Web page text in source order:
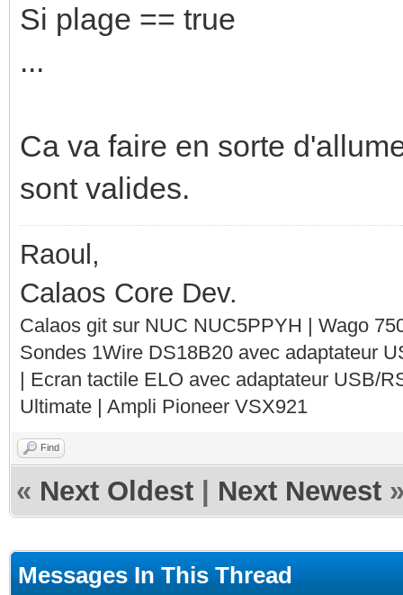
Si plage == true
...
Ca va faire en sorte
sont valides.
Raoul,
Calaos Core Dev.
Calaos git sur NUC NUC5PPYH | Wago
Sondes 1Wire DS18B20 avec adaptateur
| Ecran tactile ELO avec adaptateur USB/
Ultimate | Ampli Pioneer VSX921
Find
« Next Oldest Next Newest
Messages In This Thread